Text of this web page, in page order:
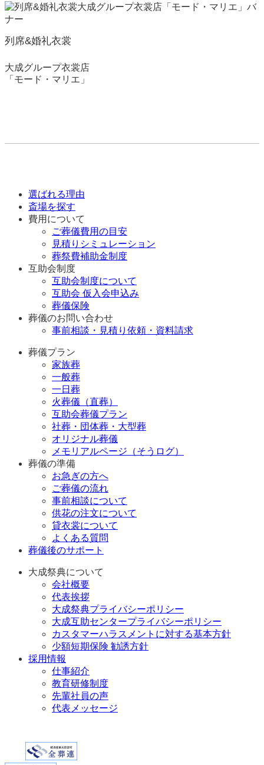
列席&婚礼衣裳
大成グループ衣裳店
「モード・マリエ」
選ばれる理由
斎場を探す
費用について
ご葬儀費用の目安
見積りシミュレーション
葬祭費補助金制度
互助会制度
互助会制度について
互助会 仮入会申込み
葬儀保険
葬儀のお問い合わせ
事前相談・見積り依頼・資料請求
葬儀プラン
家族葬
一般葬
一日葬
火葬儀（直葬）
互助会葬儀プラン
社葬・団体葬・大型葬
オリジナル葬儀
メモリアルページ（そうログ）
葬儀の準備
お急ぎの方へ
ご葬儀の流れ
事前相談について
供花の注文について
貸衣裳について
よくある質問
葬儀後のサポート
大成祭典について
会社概要
代表挨拶
大成祭典プライバシーポリシー
大成互助センタープライバシーポリシー
カスタマーハラスメントに対する基本方針
少額短期保険 勧誘方針
採用情報
仕事紹介
教育研修制度
先輩社員の声
代表メッセージ